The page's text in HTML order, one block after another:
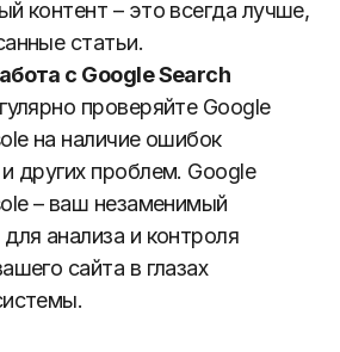
контент – это всегда лучше,
статьи.
с Google Search
проверяйте Google
на наличие ошибок
других проблем. Google
– ваш незаменимый
анализа и контроля
сайта в глазах